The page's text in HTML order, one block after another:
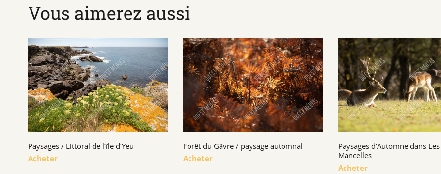
Vous aimerez aussi
Paysages / Littoral de l’île d’Yeu
Acheter
Forêt du Gâvre / paysage automnal
Acheter
Paysages d’Automne dans
Mancelles
Acheter